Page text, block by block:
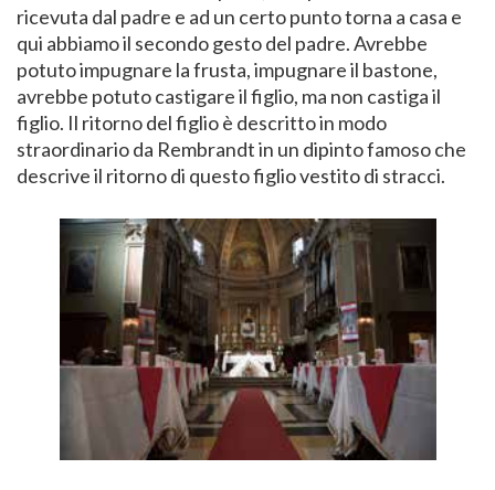
ricevuta dal padre e ad un certo punto torna a casa e
qui abbiamo il secondo gesto del padre. Avrebbe
potuto impugnare la frusta, impugnare il bastone,
avrebbe potuto castigare il figlio, ma non castiga il
figlio. Il ritorno del figlio è descritto in modo
straordinario da Rembrandt in un dipinto famoso che
descrive il ritorno di questo figlio vestito di stracci.